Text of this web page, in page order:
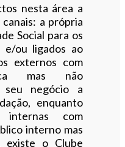
nesta área a
a própria
Social para os
e/ou ligados ao
externos com
mas não
seu negócio a
enquanto
com
interno mas
existe o Clube